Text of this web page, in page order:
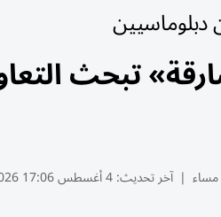
تبحث
| آخر تحديث:4 أغسطس 17:06 2026